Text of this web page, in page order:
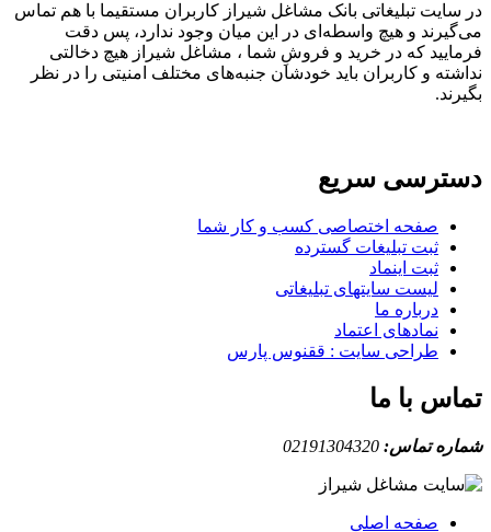
در سایت تبلیغاتی بانک مشاغل شیراز کاربران مستقیما با هم تماس
می‌گیرند و هیچ واسطه‌ای در این میان وجود ندارد، پس دقت
فرمایید که در خرید و فروشِ شما ، مشاغل شیراز هیچ دخالتی
نداشته و کاربران باید خودشان جنبه‌های مختلف امنیتی را در نظر
بگیرند.
دسترسی سریع
صفحه اختصاصی کسب و کار شما
ثبت تبلیغات گسترده
ثبت اینماد
لیست سایتهای تبلیغاتی
درباره ما
نمادهای اعتماد
طراحی سایت : ققنوس پارس
تماس با ما
شماره تماس: 02191304320
صفحه اصلی